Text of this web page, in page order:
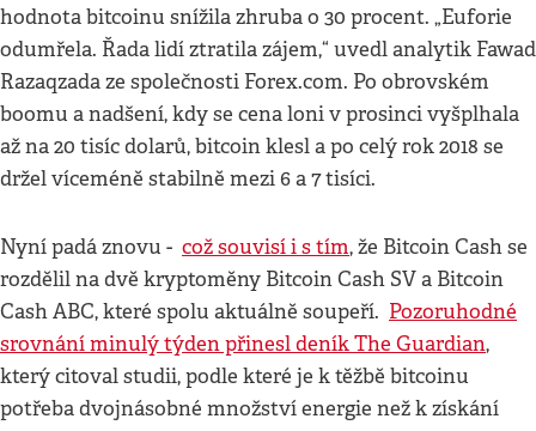
hodnota bitcoinu snížila zhruba o 30 procent. „Euforie
odumřela. Řada lidí ztratila zájem,“ uvedl analytik Fawad
Razaqzada ze společnosti Forex.com. Po obrovském
boomu a nadšení, kdy se cena loni v prosinci vyšplhala
až na 20 tisíc dolarů, bitcoin klesl a po celý rok 2018 se
držel víceméně stabilně mezi 6 a 7 tisíci.
Nyní padá znovu - což souvisí i s tím, že Bitcoin Cash se
rozdělil na dvě kryptoměny Bitcoin Cash SV a Bitcoin
Cash ABC, které spolu aktuálně soupeří. Pozoruhodné
srovnání minulý týden přinesl deník The Guardian,
který citoval studii, podle které je k těžbě bitcoinu
potřeba dvojnásobné množství energie než k získání